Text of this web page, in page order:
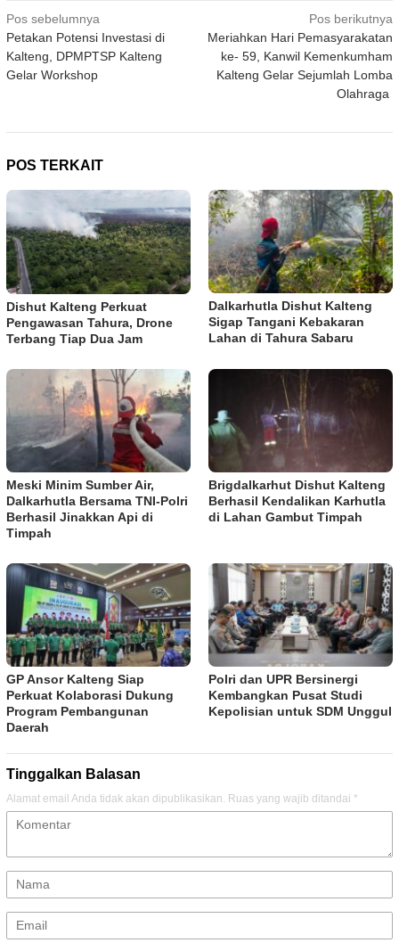
Navigasi
pos
Pos sebelumnya
Petakan Potensi Investasi di
Kalteng, DPMPTSP Kalteng
Gelar Workshop
Pos berikutnya
Meriahkan Hari Pemasyarakatan
ke- 59, Kanwil Kemenkumham
Kalteng Gelar Sejumlah Lomba
Olahraga
POS TERKAIT
Dishut Kalteng Perkuat
Pengawasan Tahura, Drone
Terbang Tiap Dua Jam
Dalkarhutla Dishut Kalteng
Sigap Tangani Kebakaran
Lahan di Tahura Sabaru
Meski Minim Sumber Air,
Dalkarhutla Bersama TNI-Polri
Berhasil Jinakkan Api di
Timpah
Brigdalkarhut Dishut Kalteng
Berhasil Kendalikan Karhutla
di Lahan Gambut Timpah
GP Ansor Kalteng Siap
Perkuat Kolaborasi Dukung
Program Pembangunan
Daerah
Polri dan UPR Bersinergi
Kembangkan Pusat Studi
Kepolisian untuk SDM Unggul
Tinggalkan Balasan
Alamat email Anda tidak akan dipublikasikan. Ruas yang wajib ditandai *